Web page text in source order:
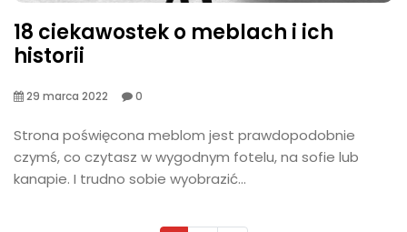
18 ciekawostek o meblach i ich
historii
29 marca 2022 0
Strona poświęcona meblom jest prawdopodobnie
czymś, co czytasz w wygodnym fotelu, na sofie lub
kanapie. I trudno sobie wyobrazić...